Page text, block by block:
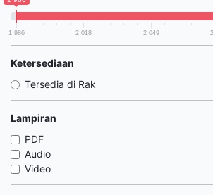
1 986 2 018 2 049
Ketersediaan
Tersedia di Rak
Lampiran
PDF
Audio
Video